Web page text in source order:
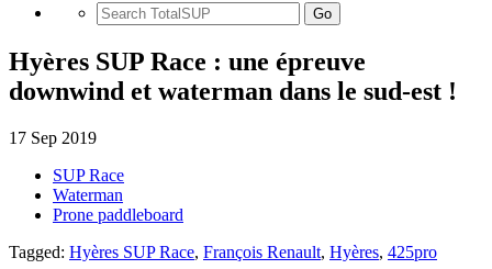
Go
Hyères SUP Race : une épreuve
downwind et waterman dans le sud-est !
17 Sep 2019
SUP Race
Waterman
Prone paddleboard
Tagged: Hyères SUP Race, François Renault, Hyères, 425pro